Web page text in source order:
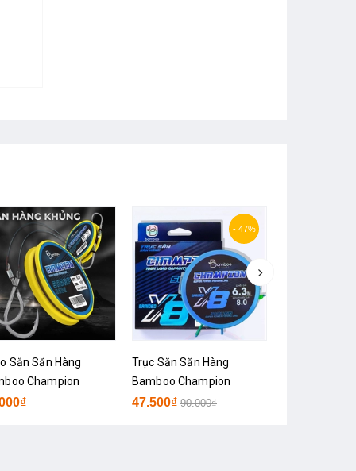
Sẵn Săn Hàng
Champion
- 47%
Trục Sẵn Săn Hàng
Bamboo Champion
47.500₫ 90.000₫